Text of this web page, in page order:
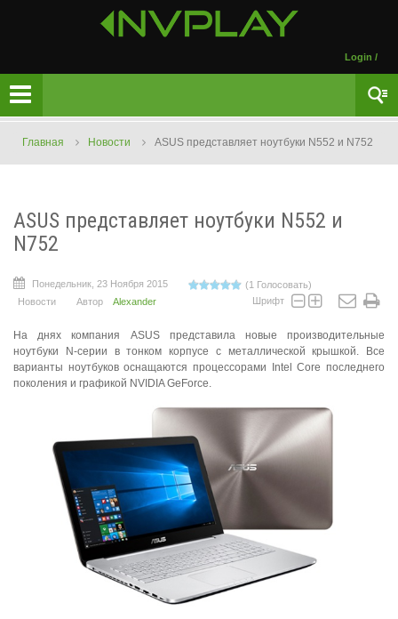
Login /
Главная Новости ASUS представляет ноутбуки N552 и N752
ASUS представляет ноутбуки N552 и
N752
Понедельник, 23 Ноября 2015
(1 Голосовать)
Новости
Автор Alexander Шрифт
На днях компания ASUS представила новые производительные
ноутбуки N-серии в тонком корпусе с металлической крышкой. Все
варианты ноутбуков оснащаются процессорами Intel Core последнего
поколения и графикой NVIDIA GeForce.